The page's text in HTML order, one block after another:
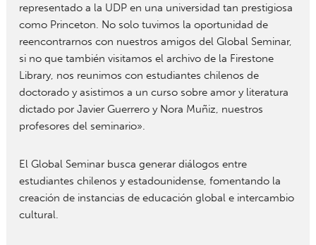
representado a la UDP en una universidad tan prestigiosa
como Princeton. No solo tuvimos la oportunidad de
reencontrarnos con nuestros amigos del Global Seminar,
si no que también visitamos el archivo de la Firestone
Library, nos reunimos con estudiantes chilenos de
doctorado y asistimos a un curso sobre amor y literatura
dictado por Javier Guerrero y Nora Muñiz, nuestros
profesores del seminario».
El Global Seminar busca generar diálogos entre
estudiantes chilenos y estadounidense, fomentando la
creación de instancias de educación global e intercambio
cultural.